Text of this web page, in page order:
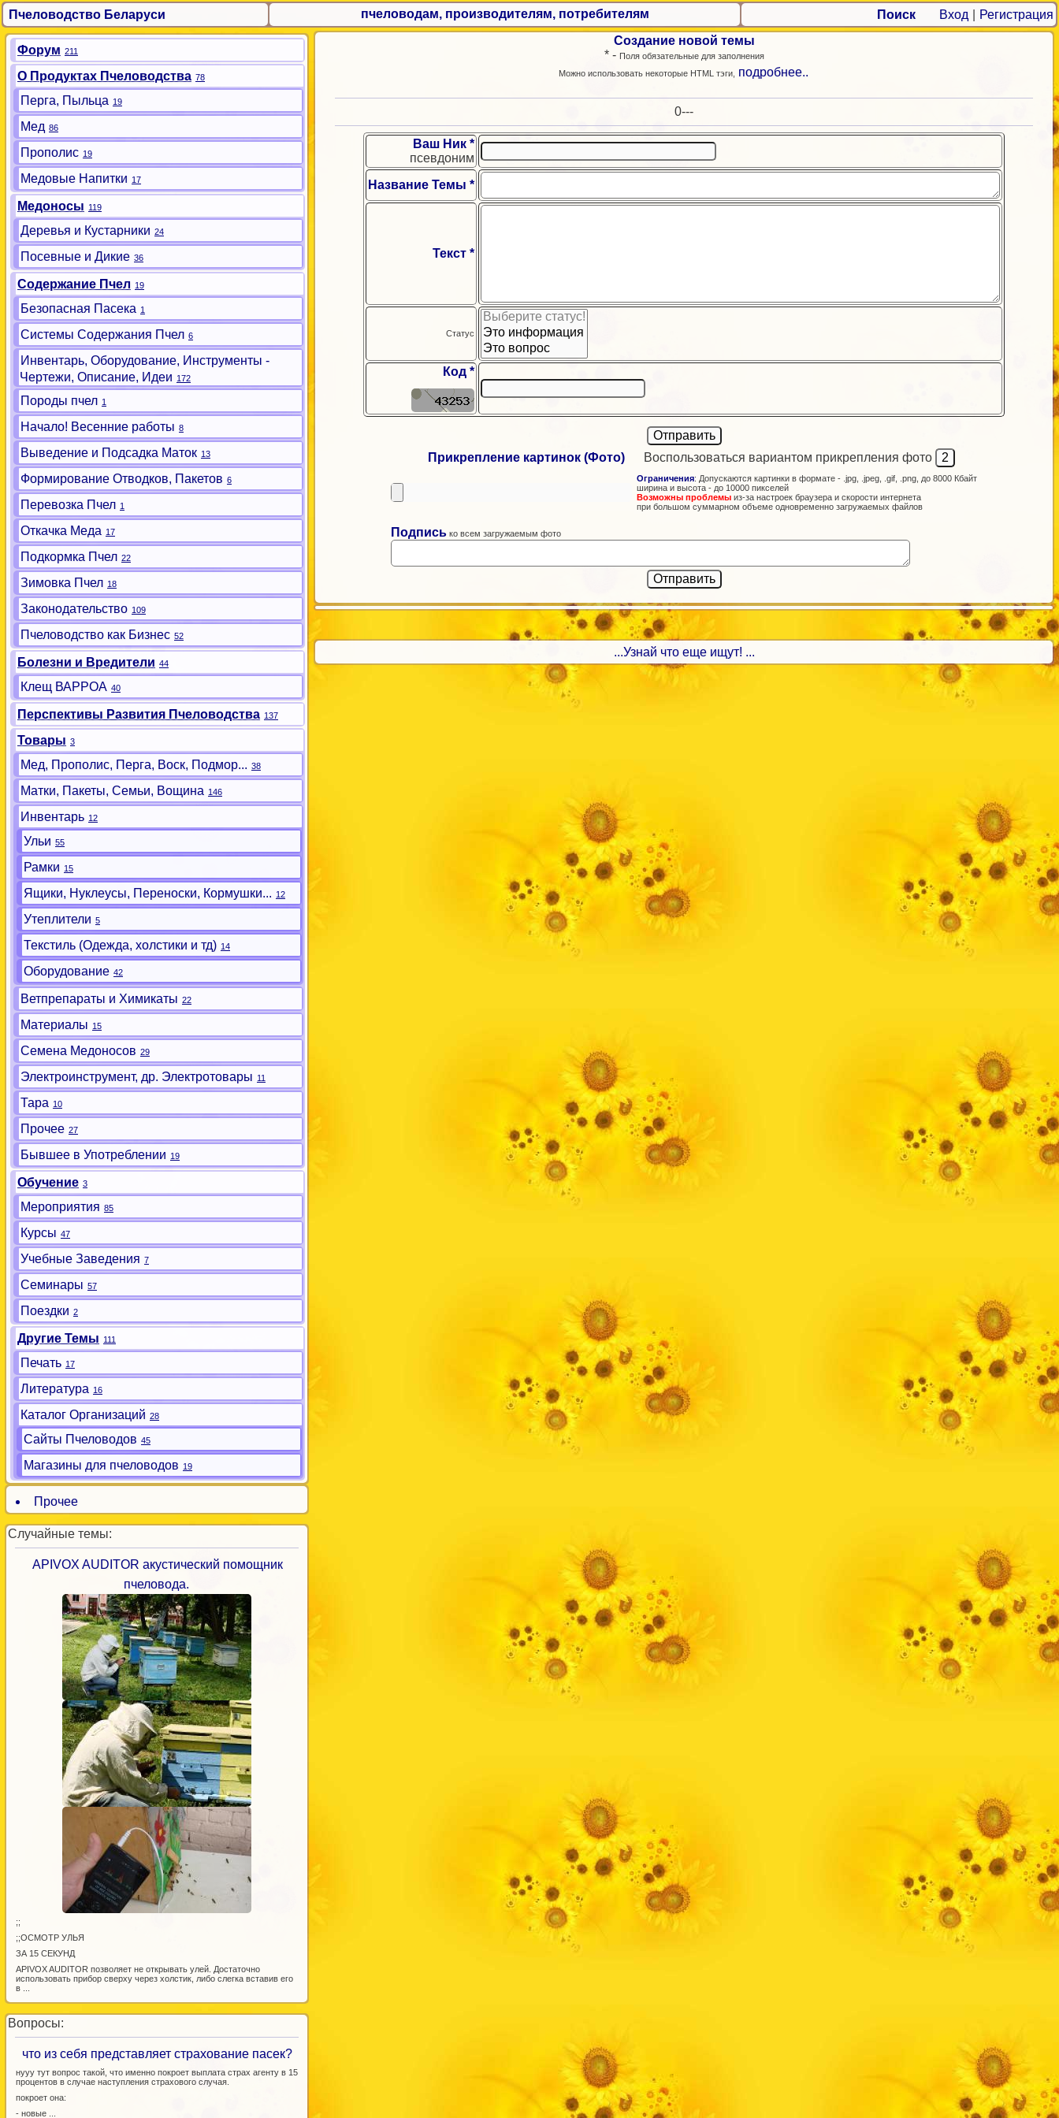
Пчеловодство Беларуси пчеловодам, производителям, потребителям Поиск Вход
Регистрация
Создание новой темы
* - Поля обязательные для заполнения
Можно использовать некоторые HTML тэги,
подробнее..
0---
Ваш Ник *
псевдоним
Название Темы *
Текст *
Статус
Код *
Прикрепление картинок (Фото) Воспользоваться вариантом прикрепления фото
Ограничения: Допускаются картинки в формате - .jpg, .jpeg, .gif, .png, до 8000 Кбайт
ширина и высота - до 10000 пикселей
Возможны проблемы из-за настроек браузера и скорости интернета
при большом суммарном объеме одновременно загружаемых файлов
Подпись ко всем загружаемым фото
...Узнай что еще ищут! ...
Форум 211
О Продуктах Пчеловодства 78
Перга, Пыльца 19
Мед 86
Прополис 19
Медовые Напитки 17
Медоносы 119
Деревья и Кустарники 24
Посевные и Дикие 36
Содержание Пчел 19
Безопасная Пасека 1
Системы Содержания Пчел 6
Инвентарь, Оборудование, Инструменты -
Чертежи, Описание, Идеи 172
Породы пчел 1
Начало! Весенние работы 8
Выведение и Подсадка Маток 13
Формирование Отводков, Пакетов 6
Перевозка Пчел 1
Откачка Меда 17
Подкормка Пчел 22
Зимовка Пчел 18
Законодательство 109
Пчеловодство как Бизнес 52
Болезни и Вредители 44
Клещ ВАРРОА 40
Перспективы Развития Пчеловодства 137
Товары 3
Мед, Прополис, Перга, Воск, Подмор... 38
Матки, Пакеты, Семьи, Вощина 146
Инвентарь 12
Ульи 55
Рамки 15
Ящики, Нуклеусы, Переноски, Кормушки... 12
Утеплители 5
Текстиль (Одежда, холстики и тд) 14
Оборудование 42
Ветпрепараты и Химикаты 22
Материалы 15
Семена Медоносов 29
Электроинструмент, др. Электротовары 11
Тара 10
Прочее 27
Бывшее в Употреблении 19
Обучение 3
Мероприятия 85
Курсы 47
Учебные Заведения 7
Семинары 57
Поездки 2
Другие Темы 111
Печать 17
Литература 16
Каталог Организаций 28
Сайты Пчеловодов 45
Магазины для пчеловодов 19
Прочее
Случайные темы:
APIVOX AUDITOR акустический помощник
пчеловода.
​;;
​;;ОСМОТР УЛЬЯ
ЗА 15 СЕКУНД
APIVOX AUDITOR позволяет не открывать улей. Достаточно
использовать прибор сверху через холстик, либо слегка вставив его
в ...
Вопросы:
что из себя представляет страхование пасек?
нууу тут вопрос такой, что именно покроет выплата страх агенту в 15
процентов в случае наступления страхового случая.
покроет она:
- новые ...